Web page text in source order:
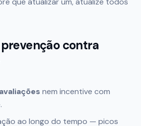
contra
nem incentive com
ao longo do tempo — picos